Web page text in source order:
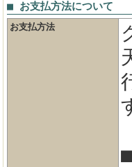
■ お支払方法について
お支払方法